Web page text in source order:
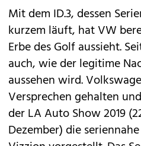
Mit dem ID.3, dessen
kurzem läuft, hatVW
Erbe desGolfaussieht.
auch, wie der legitime
aussehen wird.
Versprechen gehalten
derLA Auto Show 2019
Dezember) die